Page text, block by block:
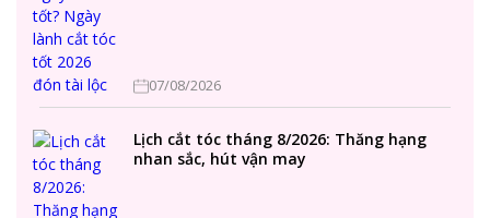
07/08/2026
Lịch cắt tóc tháng 8/2026: Thăng hạng
nhan sắc, hút vận may